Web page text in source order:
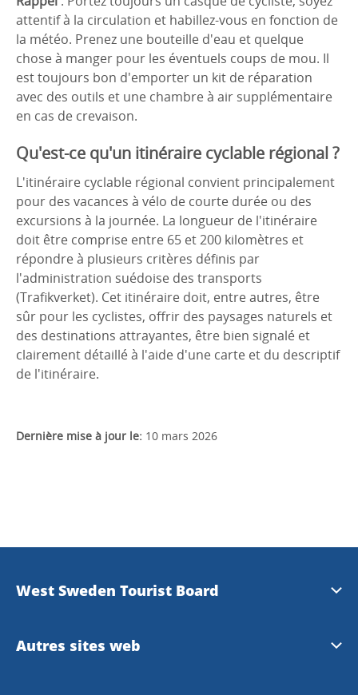
attentif à la circulation et habillez-vous en fonction de
la météo. Prenez une bouteille d'eau et quelque
chose à manger pour les éventuels coups de mou. Il
est toujours bon d'emporter un kit de réparation
avec des outils et une chambre à air supplémentaire
en cas de crevaison.
Qu'est-ce qu'un itinéraire cyclable régional ?
L'itinéraire cyclable régional convient principalement
pour des vacances à vélo de courte durée ou des
excursions à la journée. La longueur de l'itinéraire
doit être comprise entre 65 et 200 kilomètres et
répondre à plusieurs critères définis par
l'administration suédoise des transports
(Trafikverket). Cet itinéraire doit, entre autres, être
sûr pour les cyclistes, offrir des paysages naturels et
des destinations attrayantes, être bien signalé et
clairement détaillé à l'aide d'une carte et du descriptif
de l'itinéraire.
Dernière mise à jour le: 10 mars 2026
West Sweden Tourist Board
Information de presse
Autres sites web